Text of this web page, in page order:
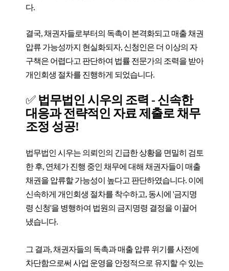
다.
결국, 채권자들로부터의 독촉이 본격화되고 매출 채권
압류 가능성까지 현실화되자, 신청인은 더 이상의 자
구책은 어렵다고 판단하여 법률 전문가의 조력을 받아
개인회생 절차를 진행하게 되었습니다.
✅ 법무법인 시우의 조력 - 신속한
대응과 전략적인 자료 제출로 채무
조정 성공!
법무법인 시우는 의뢰인의 긴급한 상황을 면밀히 검토
한 후, 연체가 진행 중인 채무에 대해 채권자들이 매출
채권을 압류할 가능성이 높다고 판단하였습니다. 이에
신속하게 개인회생 절차를 착수하고, 동시에 '금지명
령 신청'을 병행하여 법원의 금지명령 결정을 이끌어
냈습니다.
그 결과, 채권자들의 독촉과 매출 압류 위기를 사전에
차단함으로써 사업 운영을 안정적으로 유지할 수 있는